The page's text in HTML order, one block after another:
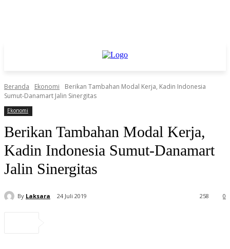
Beranda Ekonomi
Berikan Tambahan Modal Kerja, Kadin Indonesia
Sumut-Danamart Jalin Sinergitas
Ekonomi
Berikan Tambahan Modal Kerja,
Kadin Indonesia Sumut-Danamart
Jalin Sinergitas
By Laksara 24 Juli 2019 0
258